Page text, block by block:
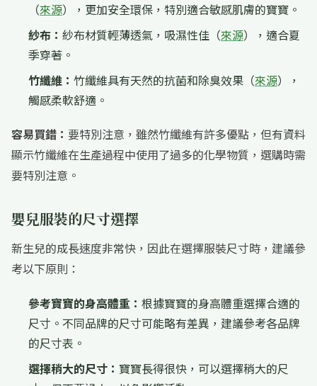
（來源），更加安全環保，特別適合敏感肌膚的寶寶。
紗布： 紗布材質輕薄透氣，吸濕性佳（來源），適合夏
季穿著。
竹纖維： 竹纖維具有天然的抗菌和除臭效果（來源），
觸感柔軟舒適。
容易買錯： 要特別注意，雖然竹纖維有許多優點，但有資料
顯示竹纖維在生產過程中使用了過多的化學物質，選購時需
要特別注意。
嬰兒服裝的尺寸選擇
新生兒的成長速度非常快，因此在選擇服裝尺寸時，建議參
考以下原則：
參考寶寶的身高體重： 根據寶寶的身高體重選擇合適的
尺寸。不同品牌的尺寸可能略有差異，建議參考各品牌
的尺寸表。
選擇稍大的尺寸： 寶寶長得很快，可以選擇稍大的尺